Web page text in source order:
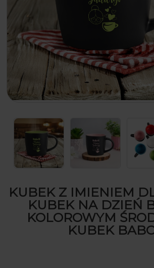
KUBEK Z IMIENIEM
KUBEK NA DZIEŃ
KOLOROWYM
KUBEK